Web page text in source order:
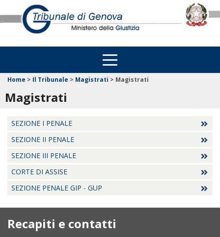
Home > Il Tribunale > Magistrati > Magistrati
Magistrati
SEZIONE I PENALE
SEZIONE II PENALE
SEZIONE III PENALE
CORTE DI ASSISE
SEZIONE PENALE GIP - GUP
Recapiti e contatti